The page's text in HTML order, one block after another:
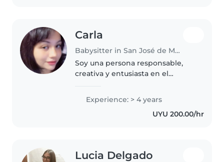
Carla
Babysitter in San José de Mayo
Soy una persona responsable,
creativa y entusiasta en el
edad preescolar y de guardería,
me encanta involucrarme en..
Experience: > 4 years
UYU 200.00/hr
Lucia Delgado